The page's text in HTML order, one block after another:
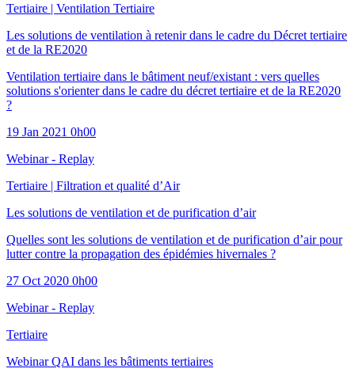
Tertiaire | Ventilation Tertiaire
Les solutions de ventilation à retenir dans le cadre du Décret tertiaire
et de la RE2020
Ventilation tertiaire dans le bâtiment neuf/existant : vers quelles
solutions s'orienter dans le cadre du décret tertiaire et de la RE2020
?
19 Jan 2021 0h00
Webinar - Replay
Tertiaire | Filtration et qualité d’Air
Les solutions de ventilation et de purification d’air
Quelles sont les solutions de ventilation et de purification d’air pour
lutter contre la propagation des épidémies hivernales ?
27 Oct 2020 0h00
Webinar - Replay
Tertiaire
Webinar QAI dans les bâtiments tertiaires